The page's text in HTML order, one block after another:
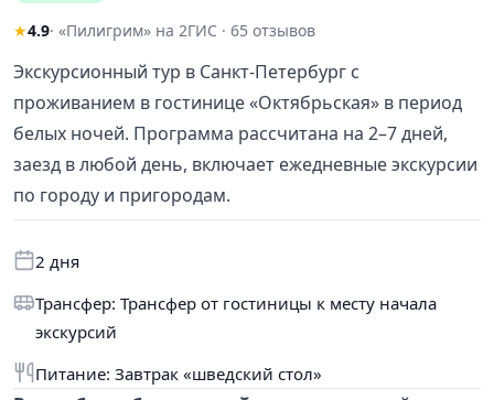
★4.9· «Пилигрим» на 2ГИС · 65 отзывов
Экскурсионный тур в Санкт-Петербург с
проживанием в гостинице «Октябрьская» в период
белых ночей. Программа рассчитана на 2–7 дней,
заезд в любой день, включает ежедневные экскурсии
по городу и пригородам.
2 дня
Трансфер: Трансфер от гостиницы к месту начала
экскурсий
Питание: Завтрак «шведский стол»